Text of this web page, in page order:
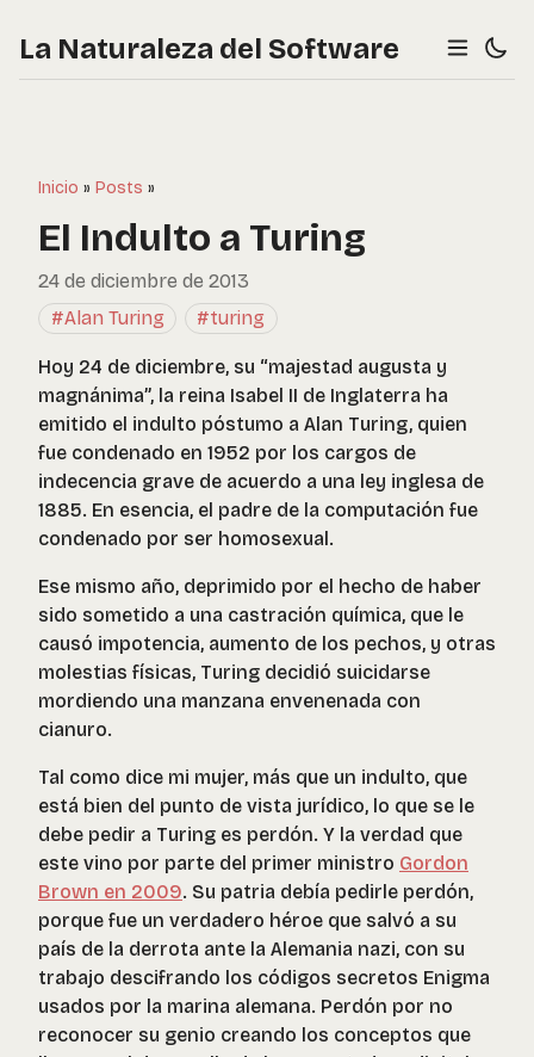
La Naturaleza del Software
Inicio » Posts »
El Indulto a Turing
24 de diciembre de 2013
#Alan Turing
#turing
Hoy 24 de diciembre, su “majestad augusta y
magnánima”, la reina Isabel II de Inglaterra ha
emitido el indulto póstumo a Alan Turing, quien
fue condenado en 1952 por los cargos de
indecencia grave de acuerdo a una ley inglesa de
1885. En esencia, el padre de la computación fue
condenado por ser homosexual.
Ese mismo año, deprimido por el hecho de haber
sido sometido a una castración química, que le
causó impotencia, aumento de los pechos, y otras
molestias físicas, Turing decidió suicidarse
mordiendo una manzana envenenada con
cianuro.
Tal como dice mi mujer, más que un indulto, que
está bien del punto de vista jurídico, lo que se le
debe pedir a Turing es perdón. Y la verdad que
este vino por parte del primer ministro Gordon
Brown en 2009. Su patria debía pedirle perdón,
porque fue un verdadero héroe que salvó a su
país de la derrota ante la Alemania nazi, con su
trabajo descifrando los códigos secretos Enigma
usados por la marina alemana. Perdón por no
reconocer su genio creando los conceptos que